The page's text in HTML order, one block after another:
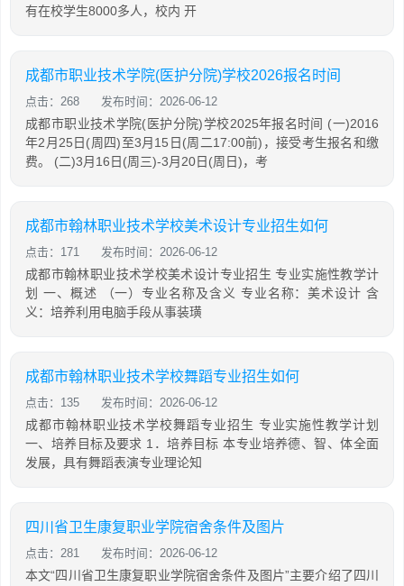
有在校学生8000多人，校内 开
成都市职业技术学院(医护分院)学校2026报名时间
点击：268 发布时间：2026-06-12
成都市职业技术学院(医护分院)学校2025年报名时间 (一)2016
年2月25日(周四)至3月15日(周二17:00前)，接受考生报名和缴
费。 (二)3月16日(周三)-3月20日(周日)，考
成都市翰林职业技术学校美术设计专业招生如何
点击：171 发布时间：2026-06-12
成都市翰林职业技术学校美术设计专业招生 专业实施性教学计
划 一、概述 （一）专业名称及含义 专业名称：美术设计 含
义：培养利用电脑手段从事装璜
成都市翰林职业技术学校舞蹈专业招生如何
点击：135 发布时间：2026-06-12
成都市翰林职业技术学校舞蹈专业招生 专业实施性教学计划
一、培养目标及要求 1．培养目标 本专业培养德、智、体全面
发展，具有舞蹈表演专业理论知
四川省卫生康复职业学院宿舍条件及图片
点击：281 发布时间：2026-06-12
本文“四川省卫生康复职业学院宿舍条件及图片”主要介绍了四川